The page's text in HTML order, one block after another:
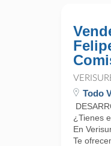
Todo
¿Tienes
En
Te